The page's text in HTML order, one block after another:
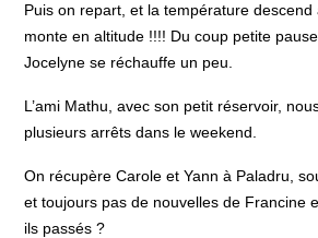
Puis on repart, et la température descend
monte en altitude !!!! Du coup petite
Jocelyne se réchauffe un peu.
L’ami Mathu, avec son petit réservoir,
plusieurs arrêts dans le weekend.
On récupère Carole et Yann à Paladru,
et toujours pas de nouvelles de Francine
ils passés ?